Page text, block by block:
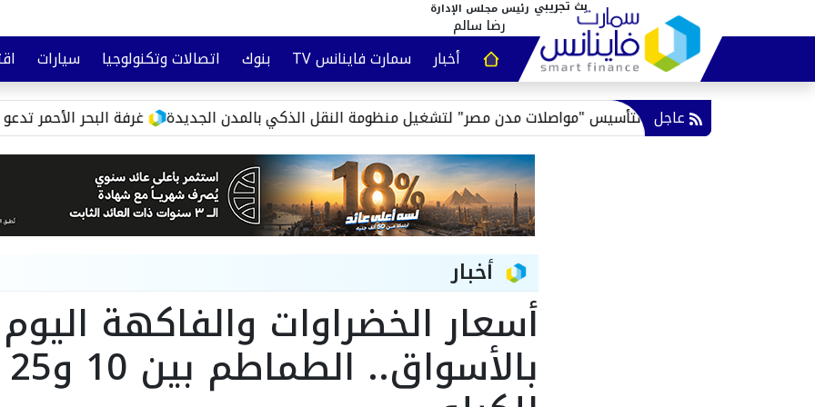
رئيس مجلس الإدارة
رضا سالم
أخبار
سمارت فاينانس TV بنوك اتصالات وتكنولوجيا سيارات
عقارات وتأمين
وعي مالي عاجل غرفة البحر الأحمر تدعو لتكامل اتفاقية لتأسيس "مواصلات مدن مصر" لتشغيل منظومة النقل الذكي بالمدن الجديدة
أخبار
أسعار الخضراوات والفاكهة اليوم